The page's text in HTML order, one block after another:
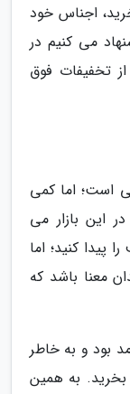
اجناس خود
می کنیم در
تخفیفات فوق
است؛ اما کمی
این بازار می
پیدا کنید؛ اما
معنا باشد که
بود و به خاطر
بخرید. به همین